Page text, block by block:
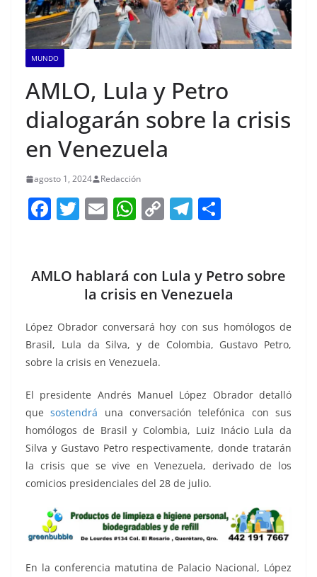
MUNDO
AMLO, Lula y Petro
dialogarán sobre la crisis
en Venezuela
agosto 1, 2024 Redacción
F
e
o
o
k
T
er
E
l
W
s
A
p
p
C
y
Li
n
k
T
gr
a
m
e
AMLO hablará con Lula y Petro sobre
la crisis en Venezuela
López Obrador conversará hoy con sus homólogos de
Brasil, Lula da Silva, y de Colombia, Gustavo Petro,
sobre la crisis en Venezuela.
El presidente Andrés Manuel López Obrador detalló
quesostendrá una conversación telefónica con sus
homólogos de Brasil y Colombia, Luiz Inácio Lula da
Silva y Gustavo Petro respectivamente, donde tratarán
la crisis que se vive en Venezuela, derivado de los
comicios presidenciales del 28 de julio.
En la conferencia matutina de Palacio Nacional, López